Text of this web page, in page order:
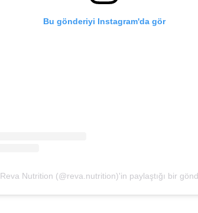
Bu gönderiyi Instagram'da gör
Reva Nutrition (@reva.nutrition)'in paylaştığı bir